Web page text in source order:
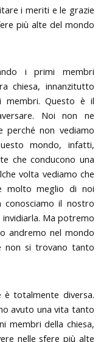
i meriti e le grazie
più alte del mondo
i primi membri
chiesa, innanzitutto
membri. Questo è il
Noi non ne
perché non vediamo
mondo, infatti,
che conducono una
volta vediamo che
molto meglio di noi
il nostro
Ma potremo
andremo nel mondo
non si trovano tanto
è totalmente diversa.
avuto una vita tanto
membri della chiesa,
nelle sfere più alte